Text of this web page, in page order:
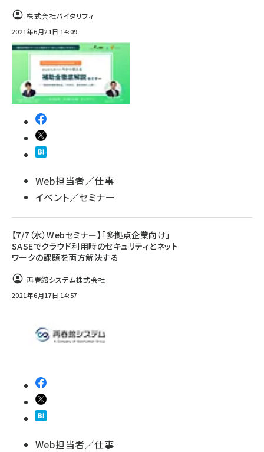
株式会社バイタリフィ
2021年6月21日 14:09
Web担当者／仕事
イベント／セミナー
【7/7（水）Webセミナー】「多拠点企業向け」
SASEでクラウド利用時のセキュリティとネット
ワークの課題を両方解決する
再春館システム株式会社
2021年6月17日 14:57
Web担当者／仕事